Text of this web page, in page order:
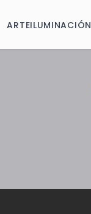
ARTEILUMINACIÓN